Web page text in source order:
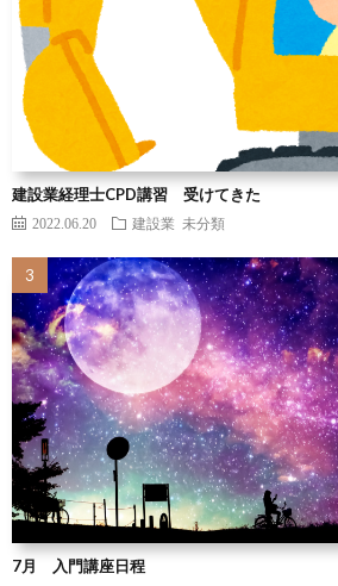
建設業経理士CPD講習 受けてきた
2022.06.20 建設業 未分類
7月 入門講座日程